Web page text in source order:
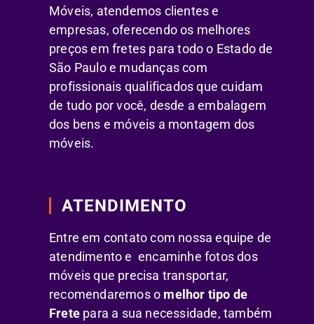
Móveis, atendemos clientes e
empresas, oferecendo os melhores
preços em fretes para todo o Estado de
São Paulo e mudanças com
profissionais qualificados que cuidam
de tudo por você, desde a embalagem
dos bens e móveis a montagem dos
móveis.
ATENDIMENTO
Entre em contato com nossa equipe de
atendimento e encaminhe fotos dos
móveis que precisa transportar,
recomendaremos o melhor tipo de
Frete para a sua necessidade, também